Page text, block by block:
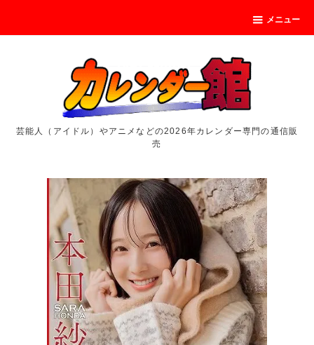
メニュー
芸能人（アイドル）やアニメなどの2026年カレンダー専門の通信販
売